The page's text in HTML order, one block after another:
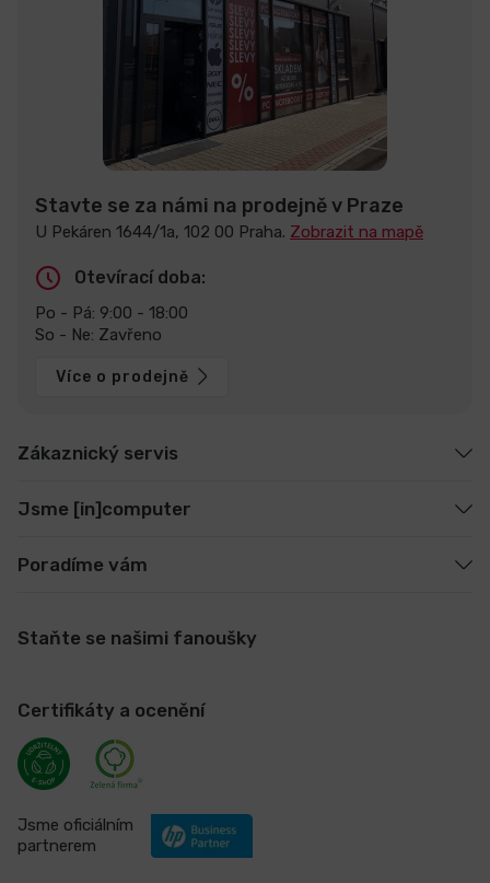
Stavte se za námi na prodejně v Praze
U Pekáren 1644/1a, 102 00 Praha. Zobrazit na mapě
Otevírací doba:
Po - Pá: 9:00 - 18:00
So - Ne: Zavřeno
Více o prodejně
Zákaznický servis
Jsme [in]computer
Poradíme vám
Staňte se našimi fanoušky
Certifikáty a ocenění
Jsme oficiálním
partnerem